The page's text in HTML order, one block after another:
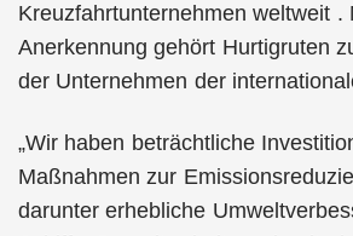
Kreuzfahrtunternehmen weltweit .
Anerkennung gehört Hurtigruten
der Unternehmen der
„Wir haben beträchtliche
Maßnahmen zur
darunter erhebliche